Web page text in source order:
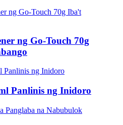
ng Go-Touch 70g
Panlinis ng Inidoro